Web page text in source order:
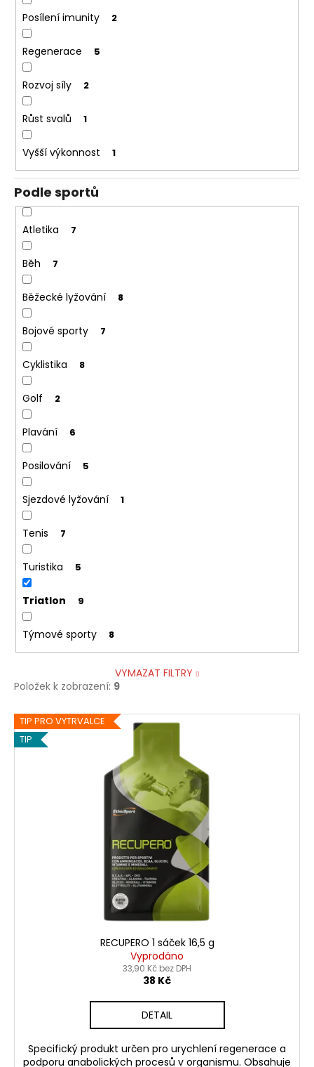
Posílení imunity 2
Regenerace 5
Rozvoj síly 2
Růst svalů 1
Vyšší výkonnost 1
Podle sportů
Atletika 7
Běh 7
Běžecké lyžování 8
Bojové sporty 7
Cyklistika 8
Golf 2
Plavání 6
Posilování 5
Sjezdové lyžování 1
Tenis 7
Turistika 5
Triatlon 9
Týmové sporty 8
VYMAZAT FILTRY
Položek k zobrazení: 9
V
ý
TIP PRO VYTRVALCE
TIP
RECUPERO 1 sáček 16,5 g
Vyprodáno
33,90 Kč bez DPH
38 Kč
DETAIL
Specifický produkt určen pro urychlení regenerace a
podporu anabolických procesů v organismu. Obsahuje